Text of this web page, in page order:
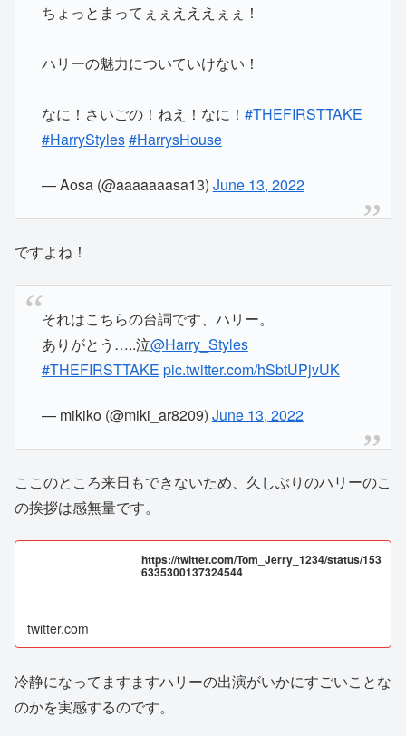
ちょっとまってぇぇえええぇぇ！
ハリーの魅力についていけない！
なに！さいごの！ねえ！なに！ #THEFIRSTTAKE
#HarryStyles#HarrysHouse
— Aosa (@aaaaaaasa13) June 13, 2022
ですよね！
それはこちらの台詞です、ハリー。
ありがとう…..泣@Harry_Styles
#THEFIRSTTAKE pic.twitter.com/hSbtUPjvUK
— mikiko (@miki_ar8209) June 13, 2022
ここのところ来日もできないため、久しぶりのハリーのこ
の挨拶は感無量です。
https://twitter.com/Tom_Jerry_1234/status/153
6335300137324544
twitter.com
冷静になってますますハリーの出演がいかにすごいことな
のかを実感するのです。